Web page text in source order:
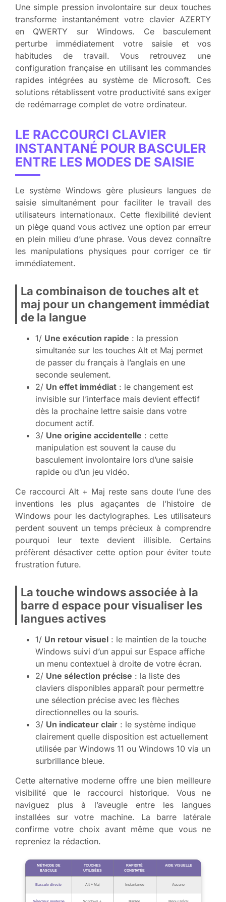
Une simple pression involontaire sur deux touches
transforme instantanément votre clavier AZERTY
en QWERTY sur Windows. Ce basculement
perturbe immédiatement votre saisie et vos
habitudes de travail. Vous retrouvez une
configuration française en utilisant les commandes
rapides intégrées au système de Microsoft. Ces
solutions rétablissent votre productivité sans exiger
de redémarrage complet de votre ordinateur.
LE RACCOURCI CLAVIER
INSTANTANÉ POUR BASCULER
ENTRE LES MODES DE SAISIE
Le système Windows gère plusieurs langues de
saisie simultanément pour faciliter le travail des
utilisateurs internationaux. Cette flexibilité devient
un piège quand vous activez une option par erreur
en plein milieu d’une phrase. Vous devez connaître
les manipulations physiques pour corriger ce tir
immédiatement.
La combinaison de touches alt et
maj pour un changement immédiat
de la langue
1/ Une exécution rapide : la pression
simultanée sur les touches Alt et Maj permet
de passer du français à l’anglais en une
seconde seulement.
2/ Un effet immédiat : le changement est
invisible sur l’interface mais devient effectif
dès la prochaine lettre saisie dans votre
document actif.
3/ Une origine accidentelle : cette
manipulation est souvent la cause du
basculement involontaire lors d’une saisie
rapide ou d’un jeu vidéo.
Ce raccourci Alt + Maj reste sans doute l’une des
inventions les plus agaçantes de l’histoire de
Windows pour les dactylographes. Les utilisateurs
perdent souvent un temps précieux à comprendre
pourquoi leur texte devient illisible. Certains
préfèrent désactiver cette option pour éviter toute
frustration future.
La touche windows associée à la
barre d espace pour visualiser les
langues actives
1/ Un retour visuel : le maintien de la touche
Windows suivi d’un appui sur Espace affiche
un menu contextuel à droite de votre écran.
2/ Une sélection précise : la liste des
claviers disponibles apparaît pour permettre
une sélection précise avec les flèches
directionnelles ou la souris.
3/ Un indicateur clair : le système indique
clairement quelle disposition est actuellement
utilisée par Windows 11 ou Windows 10 via un
surbrillance bleue.
Cette alternative moderne offre une bien meilleure
visibilité que le raccourci historique. Vous ne
naviguez plus à l’aveugle entre les langues
installées sur votre machine. La barre latérale
confirme votre choix avant même que vous ne
repreniez la rédaction.
MÉTHODE DE
BASCULE
TOUCHES
UTILISÉES
RAPIDITÉ
CONSTATÉE
AIDE VISUELLE
Bascule directe Alt + Maj Instantanée Aucune